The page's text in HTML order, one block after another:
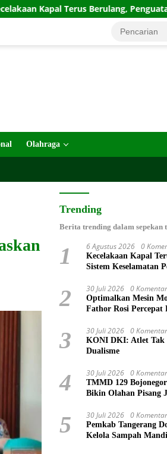
Berulang, Penguatan Sistem
Olahraga
Trending
Berita trending dalam sepekan
1 6 Agustus 2026 0
Kecelakaan Kapal
Sistem Keselamatan
2 30 Juli 2026 0 Komentar
Optimalkan Mesin
Fathor Rosi Percepat
3 30 Juli 2026 0 Komentar
KONI DKI: Atlet Tak
Dualisme
4 30 Juli 2026 0 Komentar
TMMD 129
Bikin Olahan Pisang
5 30 Juli 2026 0 Komentar
Pemkab Tangerang
Kelola Sampah